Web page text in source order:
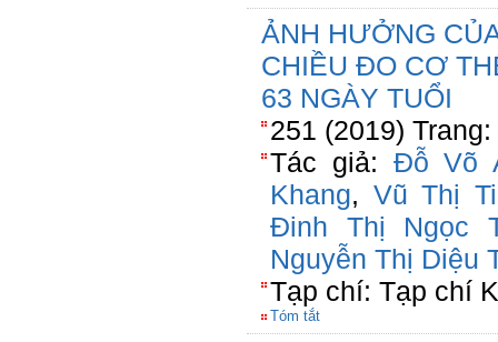
ẢNH HƯỞNG
CHIỀU ĐO CƠ
63 NGÀY TUỔI
251 (2019)
Tác giả: Đỗ Võ
Khang, Vũ Thị
Đinh Thị Ngọc
Nguyễn Thị Diệu
Tạp chí: Tạp chí
Tóm tắt